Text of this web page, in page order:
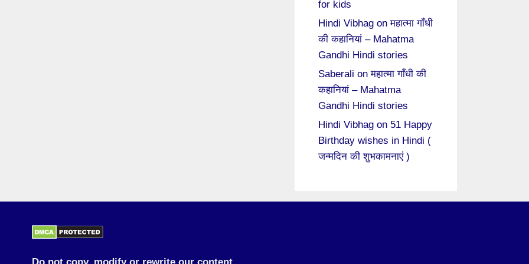
for kids
Hindi Vibhag onमहात्मा गाँधी
की कहानियां – Mahatma
Gandhi Hindi stories
Saberali onमहात्मा गाँधी की
कहानियां – Mahatma
Gandhi Hindi stories
Hindi Vibhag on 51 Happy
Birthday wishes in Hindi (
जन्मदिन की शुभकामनाएं )